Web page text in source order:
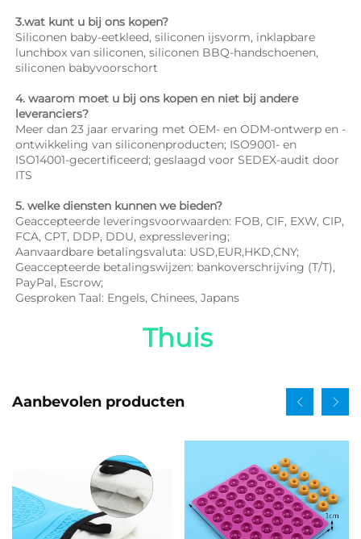
3.wat kunt u bij ons kopen?
Siliconen baby-eetkleed, siliconen ijsvorm, inklapbare
lunchbox van siliconen, siliconen BBQ-handschoenen,
siliconen babyvoorschort
4. waarom moet u bij ons kopen en niet bij andere
leveranciers?
Meer dan 23 jaar ervaring met OEM- en ODM-ontwerp en -
ontwikkeling van siliconenproducten; ISO9001- en
ISO14001-gecertificeerd; geslaagd voor SEDEX-audit door
ITS
5. welke diensten kunnen we bieden?
Geaccepteerde leveringsvoorwaarden: FOB, CIF, EXW, CIP,
FCA, CPT, DDP, DDU, expresslevering;
Aanvaardbare betalingsvaluta: USD,EUR,HKD,CNY;
Geaccepteerde betalingswijzen: bankoverschrijving (T/T),
PayPal, Escrow;
Gesproken Taal: Engels, Chinees, Japans
Thuis
Aanbevolen producten